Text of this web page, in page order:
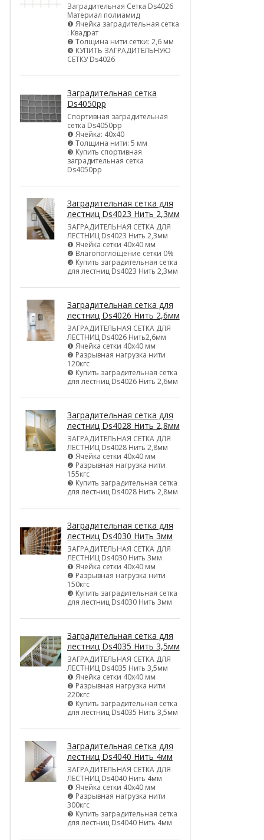
Заградительная Сетка Ds4026
Материал полиамид
❶ Ячейка заградительная сетка
: Квадрат
❷ Толщина нити сетки: 2,6 мм
❸ КУПИТЬ ЗАГРАДИТЕЛЬНУЮ
СЕТКУ Ds4026
Заградительная сетка
Ds4050pp
Спортивная заградительная
сетка Ds4050pp
❶ Ячейка: 40х40
❷ Толщина нити: 5 мм
❸ Купить спортивная
заградительная сетка
Ds4050pp
Заградительная сетка для
лестниц Ds4023 Нить 2,3мм
ЗАГРАДИТЕЛЬНАЯ СЕТКА ДЛЯ
ЛЕСТНИЦ Ds4023 Нить 2,3мм
❶ Ячейка сетки 40х40 мм
❷ Влагопоглощение сетки 0%
❸ Купить заградительная сетка
для лестниц Ds4023 Нить 2,3мм
Заградительная сетка для
лестниц Ds4026 Нить 2,6мм
ЗАГРАДИТЕЛЬНАЯ СЕТКА ДЛЯ
ЛЕСТНИЦ Ds4026 Нить2,6мм
❶ Ячейка сетки 40х40 мм
❷ Разрывная нагрузка нити
120кгс
❸ Купить заградительная сетка
для лестниц Ds4026 Нить 2,6мм
Заградительная сетка для
лестниц Ds4028 Нить 2,8мм
ЗАГРАДИТЕЛЬНАЯ СЕТКА ДЛЯ
ЛЕСТНИЦ Ds4028 Нить 2,8мм
❶ Ячейка сетки 40х40 мм
❷ Разрывная нагрузка нити
155кгс
❸ Купить заградительная сетка
для лестниц Ds4028 Нить 2,8мм
Заградительная сетка для
лестниц Ds4030 Нить 3мм
ЗАГРАДИТЕЛЬНАЯ СЕТКА ДЛЯ
ЛЕСТНИЦ Ds4030 Нить 3мм
❶ Ячейка сетки 40х40 мм
❷ Разрывная нагрузка нити
150кгс
❸ Купить заградительная сетка
для лестниц Ds4030 Нить 3мм
Заградительная сетка для
лестниц Ds4035 Нить 3,5мм
ЗАГРАДИТЕЛЬНАЯ СЕТКА ДЛЯ
ЛЕСТНИЦ Ds4035 Нить 3,5мм
❶ Ячейка сетки 40х40 мм
❷ Разрывная нагрузка нити
220кгс
❸ Купить заградительная сетка
для лестниц Ds4035 Нить 3,5мм
Заградительная сетка для
лестниц Ds4040 Нить 4мм
ЗАГРАДИТЕЛЬНАЯ СЕТКА ДЛЯ
ЛЕСТНИЦ Ds4040 Нить 4мм
❶ Ячейка сетки 40х40 мм
❷ Разрывная нагрузка нити
300кгс
❸ Купить заградительная сетка
для лестниц Ds4040 Нить 4мм